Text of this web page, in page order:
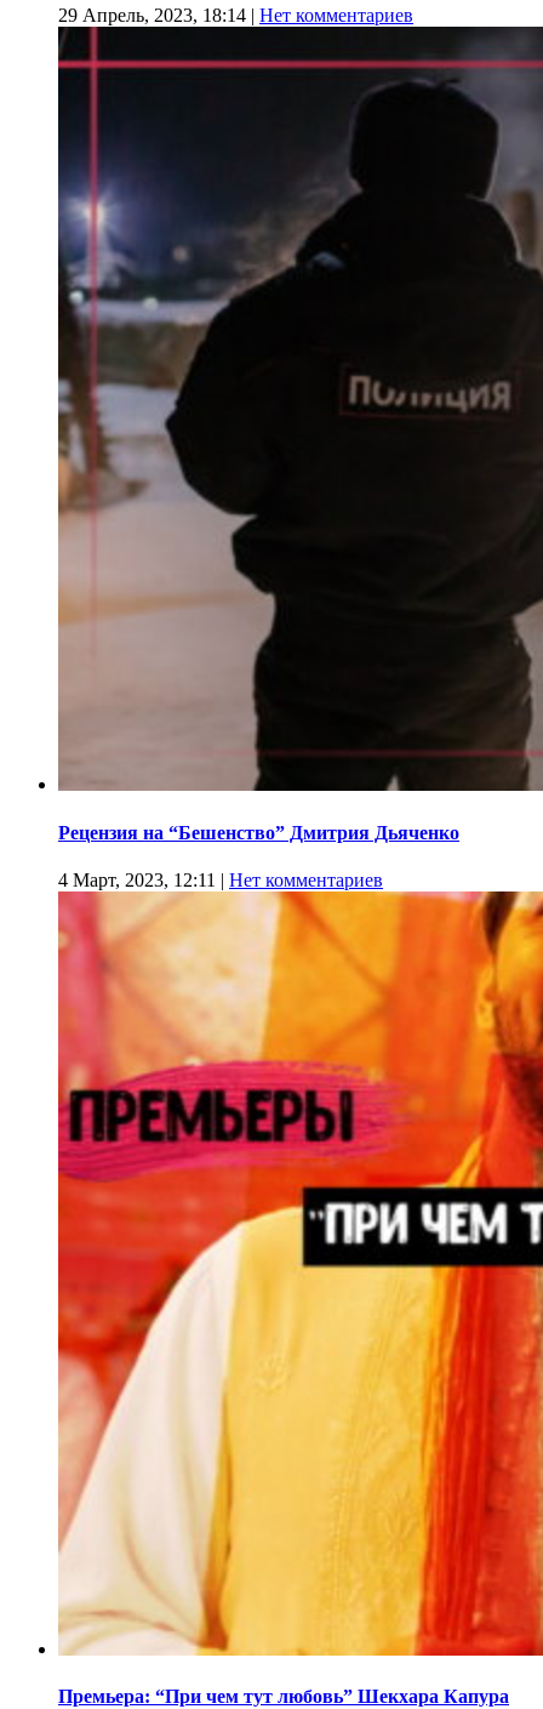
29 Апрель, 2023, 18:14 | Нет комментариев
Рецензия на “Бешенство” Дмитрия Дьяченко
4 Март, 2023, 12:11 | Нет комментариев
Премьера: “При чем тут любовь” Шекхара Капура